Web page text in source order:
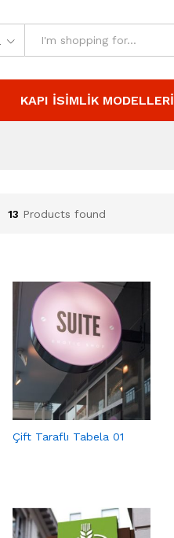
KAPI İSIMLIK MODELLERI
13 Products found
Çift Taraflı Tabela 01